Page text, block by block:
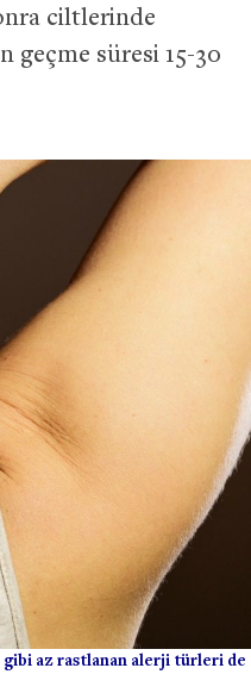
ciltlerinde
geçme süresi 15-30
gibi az rastlanan alerji türleri de